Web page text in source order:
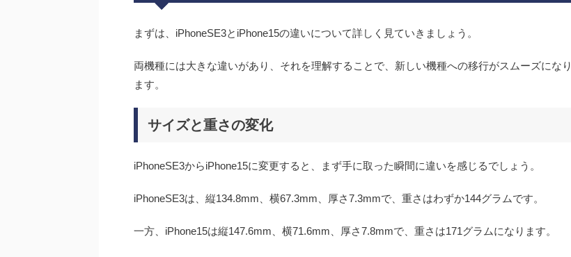
まずは、iPhoneSE3とiPhone15の違いについて詳しく見ていきましょう。
両機種には大きな違いがあり、それを理解することで、新しい機種への移行がスムーズになり
ます。
サイズと重さの変化
iPhoneSE3からiPhone15に変更すると、まず手に取った瞬間に違いを感じるでしょう。
iPhoneSE3は、縦134.8mm、横67.3mm、厚さ7.3mmで、重さはわずか144グラムです。
一方、iPhone15は縦147.6mm、横71.6mm、厚さ7.8mmで、重さは171グラムになります。